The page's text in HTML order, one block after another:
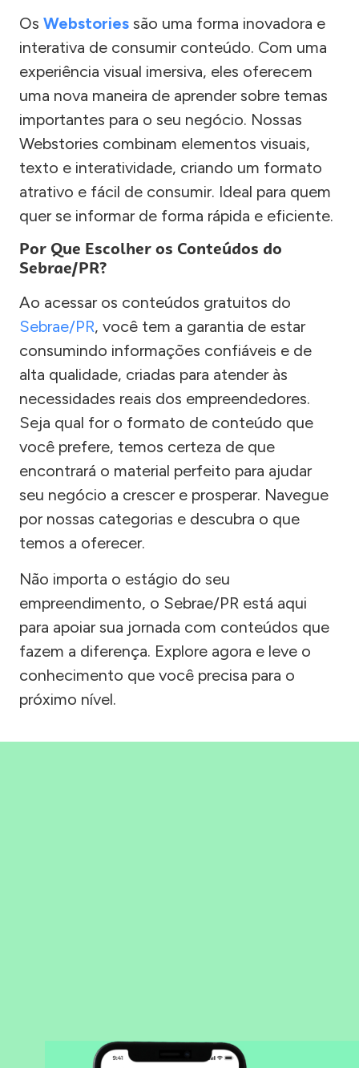
Os Webstories são uma forma inovadora e
interativa de consumir conteúdo. Com uma
experiência visual imersiva, eles oferecem
uma nova maneira de aprender sobre temas
importantes para o seu negócio. Nossas
Webstories combinam elementos visuais,
texto e interatividade, criando um formato
atrativo e fácil de consumir. Ideal para quem
quer se informar de forma rápida e eficiente.
Por Que Escolher os Conteúdos do
Sebrae/PR?
Ao acessar os conteúdos gratuitos do
Sebrae/PR, você tem a garantia de estar
consumindo informações confiáveis e de
alta qualidade, criadas para atender às
necessidades reais dos empreendedores.
Seja qual for o formato de conteúdo que
você prefere, temos certeza de que
encontrará o material perfeito para ajudar
seu negócio a crescer e prosperar. Navegue
por nossas categorias e descubra o que
temos a oferecer.
Não importa o estágio do seu
empreendimento, o Sebrae/PR está aqui
para apoiar sua jornada com conteúdos que
fazem a diferença. Explore agora e leve o
conhecimento que você precisa para o
próximo nível.